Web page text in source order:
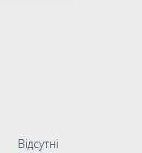
Відсутні